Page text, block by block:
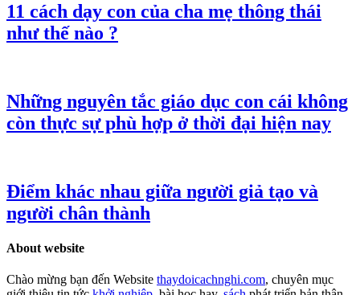
11 cách dạy con của cha mẹ thông thái
như thế nào ?
Những nguyên tắc giáo dục con cái không
còn thực sự phù hợp ở thời đại hiện nay
Điểm khác nhau giữa người giả tạo và
người chân thành
About website
Chào mừng bạn đến Website thaydoicachnghi.com, chuyên mục